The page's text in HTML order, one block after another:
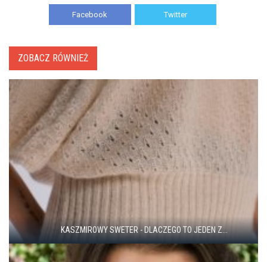
Facebook Twitter
ZOBACZ RÓWNIEŻ
KASZMIROWY SWETER - DLACZEGO TO JEDEN Z...